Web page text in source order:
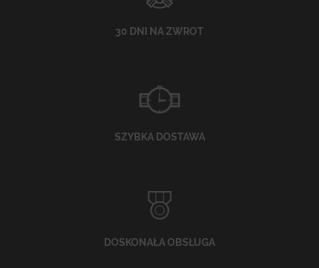
30 DNI NA ZWROT
SZYBKA DOSTAWA
DOSKONAŁA OBSŁUGA